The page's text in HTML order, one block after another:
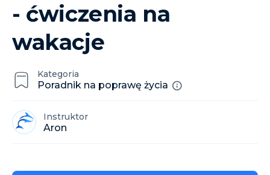
Kategoria
Poradnik na poprawę życia
Instruktor
Aron
- ćwiczenia na
wakacje